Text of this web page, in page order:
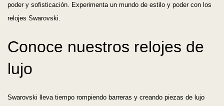
poder y sofisticación. Experimenta un mundo de estilo y poder con los
relojes Swarovski.
Conoce nuestros relojes de
lujo
Swarovski lleva tiempo rompiendo barreras y creando piezas de lujo